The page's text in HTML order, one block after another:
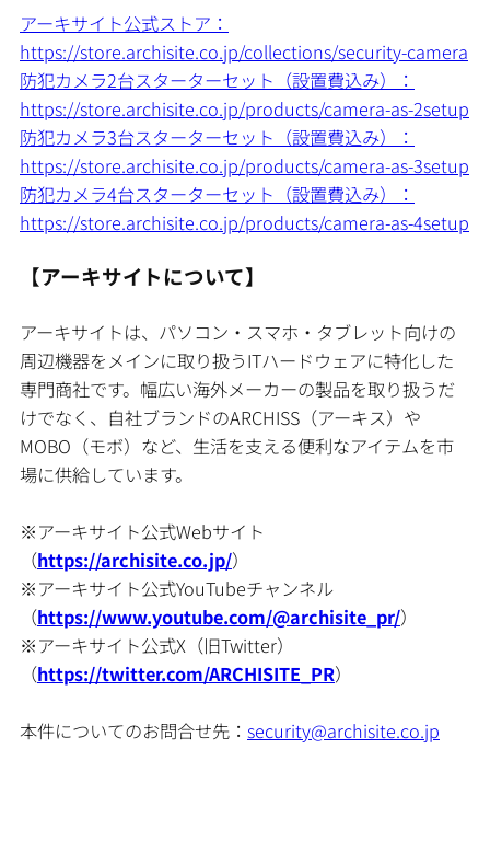
アーキサイト公式ストア：
https://store.archisite.co.jp/collections/security-camera
防犯カメラ2台スターターセット（設置費込み）：
https://store.archisite.co.jp/products/camera-as-2setup
防犯カメラ3台スターターセット（設置費込み）：
https://store.archisite.co.jp/products/camera-as-3setup
防犯カメラ4台スターターセット（設置費込み）：
https://store.archisite.co.jp/products/camera-as-4setup
【アーキサイトについて】
アーキサイトは、パソコン・スマホ・タブレット向けの
周辺機器をメインに取り扱うITハードウェアに特化した
専門商社です。幅広い海外メーカーの製品を取り扱うだ
けでなく、自社ブランドのARCHISS（アーキス）や
MOBO（モボ）など、生活を支える便利なアイテムを市
場に供給しています。
※アーキサイト公式Webサイト
（https://archisite.co.jp/）
※アーキサイト公式YouTubeチャンネル
（https://www.youtube.com/@archisite_pr/）
※アーキサイト公式X（旧Twitter）
（https://twitter.com/ARCHISITE_PR）
本件についてのお問合せ先： security@archisite.co.jp